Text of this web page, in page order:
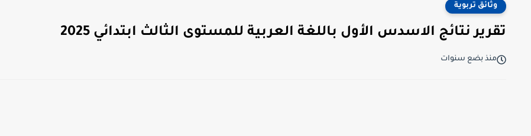
وثائق تربوية
تقرير نتائج الاسدس الأول باللغة العربية للمستوى الثالث ابتدائي 2025
منذ بضع سنوات